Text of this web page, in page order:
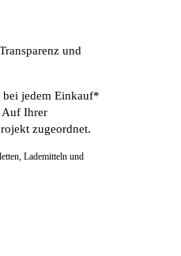
und
bei jedem Einkauf*
Auf Ihrer
zugeordnet.
Lademitteln und